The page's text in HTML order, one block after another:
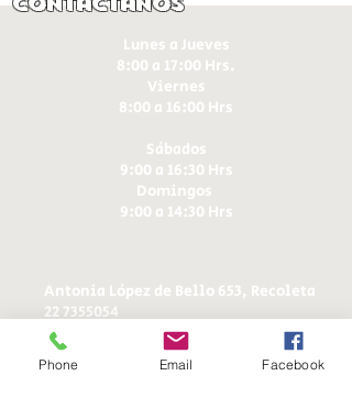
Lunes a Jueves
8:00 a 17:00 Hrs.
Viernes
8:00 a 16:00 Hrs​
Sábados
9:00 a 16:30 Hrs
Domingos
9:00 a 14:30 Hrs
Antonia López de Bello 653, Recoleta
22 7355054
22 7375725
+56 9 75224598
ducereposteria@gmail.com
Phone Email Facebook